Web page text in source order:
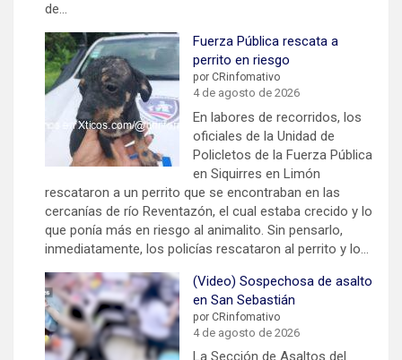
de…
Fuerza Pública rescata a
perrito en riesgo
por CRinfomativo
4 de agosto de 2026
En labores de recorridos, los
oficiales de la Unidad de
Policletos de la Fuerza Pública
en Siquirres en Limón
rescataron a un perrito que se encontraban en las
cercanías de río Reventazón, el cual estaba crecido y lo
que ponía más en riesgo al animalito. Sin pensarlo,
inmediatamente, los policías rescataron al perrito y lo…
(Video) Sospechosa de asalto
en San Sebastián
por CRinfomativo
4 de agosto de 2026
La Sección de Asaltos del